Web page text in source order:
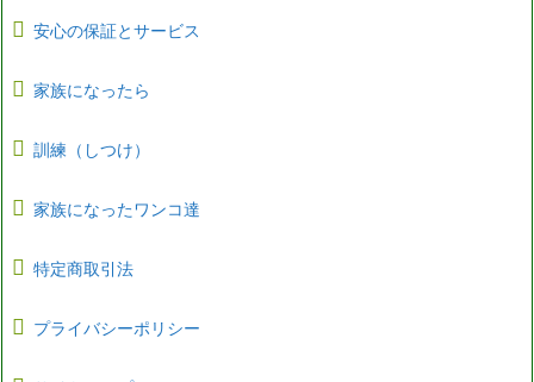
安心の保証とサービス
家族になったら
訓練（しつけ）
家族になったワンコ達
特定商取引法
プライバシーポリシー